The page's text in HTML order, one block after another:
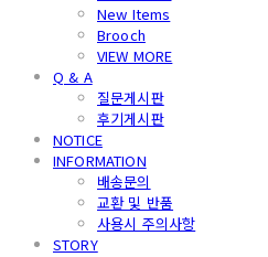
New Items
Brooch
VIEW MORE
Q & A
질문게시판
후기게시판
NOTICE
INFORMATION
배송문의
교환 및 반품
사용시 주의사항
STORY